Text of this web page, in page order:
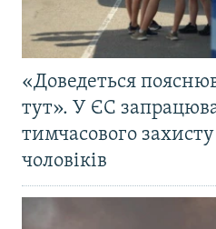
«Доведеться
тут». У ЄС
тимчасового
чоловіків